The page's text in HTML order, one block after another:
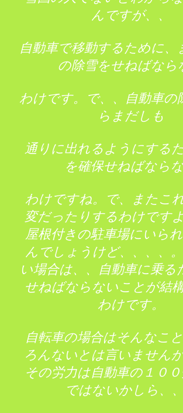
んですが、、
自動車で移動するために、
の除雪をせねばなら
わけです。で、、自動車の
らまだしも
通りに出れるようにする
を確保せねばなら
わけですね。で、またこ
変だったりするわけです
屋根付きの駐車場にいら
んでしょうけど、、、、
い場合は、、自動車に乗る
せねばならないことが結
わけです。
自転車の場合はそんなこ
ろんないとは言いません
その労力は自動車の１０
ではないかしら、、